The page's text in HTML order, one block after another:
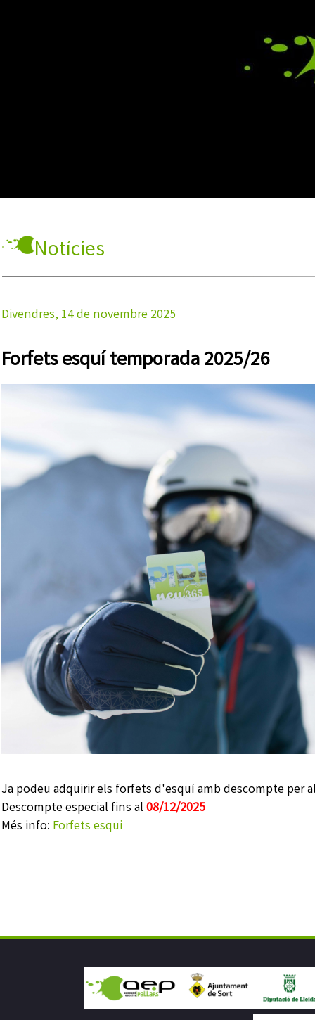
Notícies
Divendres, 14 de novembre 2025
Forfets esquí temporada 2025/26
Ja podeu adquirir els forfets d'esquí amb descompte per
Descompte especial fins al08/12/2025
Més info: Forfets esqui